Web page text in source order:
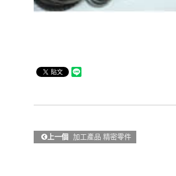
上一個 加工產品 精密零件